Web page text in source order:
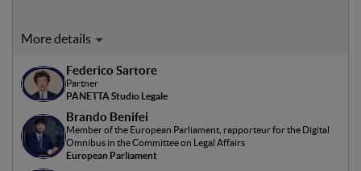
L’intelligenza artificiale e la governance dei dati sono oggi
fondamentali, competitività e rapporti internazionali. In
questo contesto, l’Europa sta cercando di affermare un
proprio modello regolatorio, fondato sull’equilibrio tra
innovazione, tutela delle libertà individuali e
responsabilità degli attori pubblici e privati. Il panel mette
a confronto prospettive istituzionali, legislative e
Federico Sartore
Partner
PANETTA Studio Legale
Brando Benifei
Member of the European Parliament, rapporteur for the Digital
Omnibus in the Committee on Legal Affairs
European Parliament